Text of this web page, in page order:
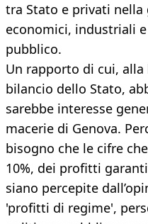
tra Stato e privati
economici, industriali
pubblico.
Un rapporto di cui,
bilancio dello Stato,
sarebbe interesse
macerie di Genova.
bisogno che le cifre
10%, dei profitti
siano percepite
'profitti di regime',